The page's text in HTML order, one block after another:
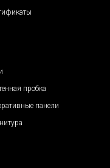
пробка
панели